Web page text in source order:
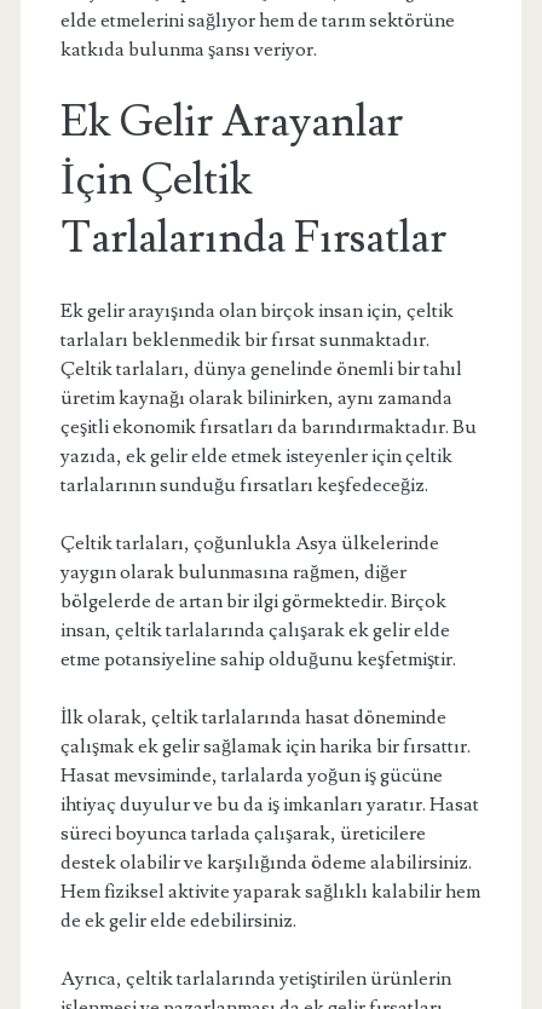
elde etmelerini sağlıyor hem de tarım sektörüne
katkıda bulunma şansı veriyor.
Ek Gelir Arayanlar
İçin Çeltik
Tarlalarında Fırsatlar
Ek gelir arayışında olan birçok insan için, çeltik
tarlaları beklenmedik bir fırsat sunmaktadır.
Çeltik tarlaları, dünya genelinde önemli bir tahıl
üretim kaynağı olarak bilinirken, aynı zamanda
çeşitli ekonomik fırsatları da barındırmaktadır. Bu
yazıda, ek gelir elde etmek isteyenler için çeltik
tarlalarının sunduğu fırsatları keşfedeceğiz.
Çeltik tarlaları, çoğunlukla Asya ülkelerinde
yaygın olarak bulunmasına rağmen, diğer
bölgelerde de artan bir ilgi görmektedir. Birçok
insan, çeltik tarlalarında çalışarak ek gelir elde
etme potansiyeline sahip olduğunu keşfetmiştir.
İlk olarak, çeltik tarlalarında hasat döneminde
çalışmak ek gelir sağlamak için harika bir fırsattır.
Hasat mevsiminde, tarlalarda yoğun iş gücüne
ihtiyaç duyulur ve bu da iş imkanları yaratır. Hasat
süreci boyunca tarlada çalışarak, üreticilere
destek olabilir ve karşılığında ödeme alabilirsiniz.
Hem fiziksel aktivite yaparak sağlıklı kalabilir hem
de ek gelir elde edebilirsiniz.
Ayrıca, çeltik tarlalarında yetiştirilen ürünlerin